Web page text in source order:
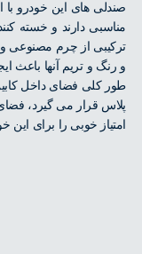
های این خودرو با اینکه
از چرم مصنوعی و پارچه
و تریم آنها باعث ایجاد
کلی فضای داخل کابین کی
قرار می گیرد، فضای
خوبی را برای این خودرو